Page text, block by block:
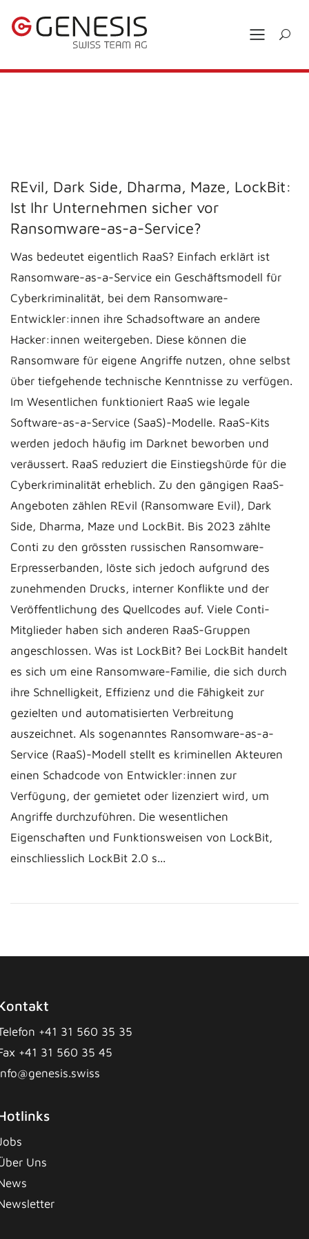
REvil, Dark Side, Dharma, Maze, LockBit:
Ist Ihr Unternehmen sicher vor
Ransomware-as-a-Service?
Was bedeutet eigentlich RaaS? Einfach erklärt ist
Ransomware-as-a-Service ein Geschäftsmodell für
Cyberkriminalität, bei dem Ransomware-
Entwickler:innen ihre Schadsoftware an andere
Hacker:innen weitergeben. Diese können die
Ransomware für eigene Angriffe nutzen, ohne selbst
über tiefgehende technische Kenntnisse zu verfügen.
Im Wesentlichen funktioniert RaaS wie legale
Software-as-a-Service (SaaS)-Modelle. RaaS-Kits
werden jedoch häufig im Darknet beworben und
veräussert. RaaS reduziert die Einstiegshürde für die
Cyberkriminalität erheblich. Zu den gängigen RaaS-
Angeboten zählen REvil (Ransomware Evil), Dark
Side, Dharma, Maze und LockBit. Bis 2023 zählte
Conti zu den grössten russischen Ransomware-
Erpresserbanden, löste sich jedoch aufgrund des
zunehmenden Drucks, interner Konflikte und der
Veröffentlichung des Quellcodes auf. Viele Conti-
Mitglieder haben sich anderen RaaS-Gruppen
angeschlossen. Was ist LockBit? Bei LockBit handelt
es sich um eine Ransomware-Familie, die sich durch
ihre Schnelligkeit, Effizienz und die Fähigkeit zur
gezielten und automatisierten Verbreitung
auszeichnet. Als sogenanntes Ransomware-as-a-
Service (RaaS)-Modell stellt es kriminellen Akteuren
einen Schadcode von Entwickler:innen zur
Verfügung, der gemietet oder lizenziert wird, um
Angriffe durchzuführen. Die wesentlichen
Eigenschaften und Funktionsweisen von LockBit,
einschliesslich LockBit 2.0 s...
+41 31 560 35 35
+41 31 560 35 45
Uns